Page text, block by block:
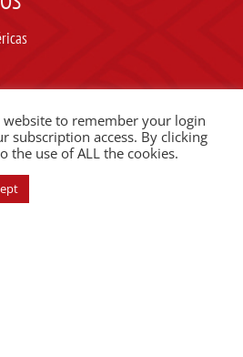
REDES SOCIALES
website to remember your login
subscription access. By clicking
the use of ALL the cookies.